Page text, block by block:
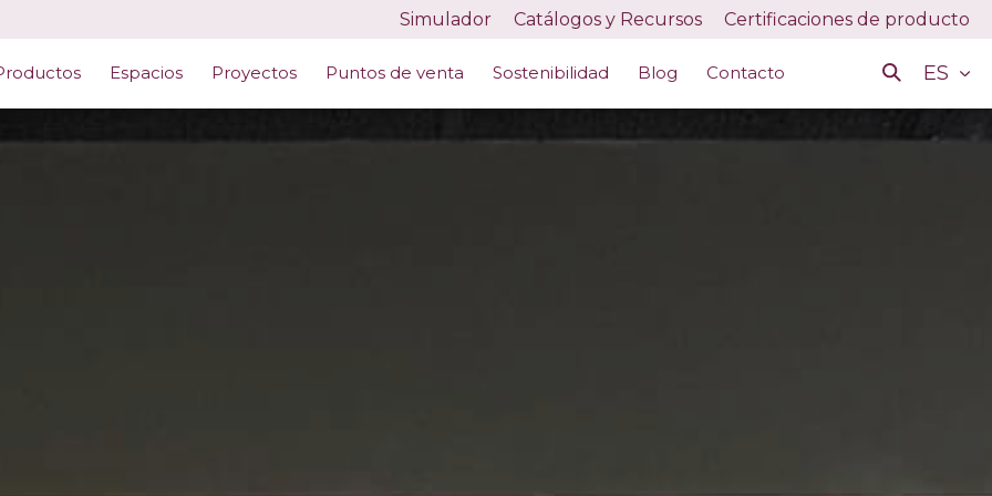
Simulador Catálogos y Recursos Certificaciones de producto
Espacios Proyectos Puntos de venta Sostenibilidad Blog Contacto ES